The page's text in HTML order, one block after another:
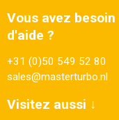
Vous avez besoin
d'aide ?
+31 (0)50 549 52 80
sales@masterturbo.nl
Visitez aussi ↓